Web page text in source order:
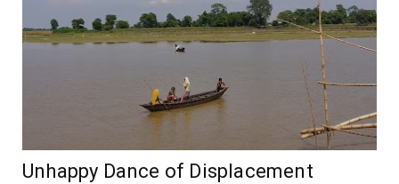
Unhappy Dance of Displacement